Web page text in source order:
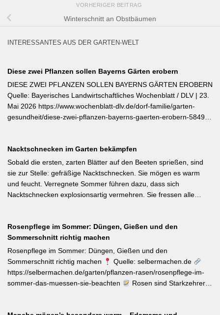
VORHERIGER BEITRAG
Winterschnitt an Obstbäumen
INTERESSANTES AUS DER GARTEN-WELT
Diese zwei Pflanzen sollen Bayerns Gärten erobern
DIESE ZWEI PFLANZEN SOLLEN BAYERNS GÄRTEN EROBERN
Quelle: Bayerisches Landwirtschaftliches Wochenblatt / DLV | 23.
Mai 2026 https://www.wochenblatt-dlv.de/dorf-familie/garten-
gesundheit/diese-zwei-pflanzen-bayerns-gaerten-erobern-584991
gemusterten Blüten, die ohne Ausputzen von Frühsommer bis
Herbst reich blüht und sich hervorragend für Balkonkästen und
Ampeln eignet. Die Bayerische Genusspflanze des Jahres 2026
ist die Erdbeere ‚Lilly Waldberry‘, die durch ihr intensiv
waldbeererinnerndes Aroma überzeugt und ab Juni durchgehend
bayerische Gärtnereien erhältlich. Wer auf regional empfohlene
Pflanzen setzen möchte, liegt mit diesen beiden Sorten für Balkon
und Nutzgarten genau richtig.
Nacktschnecken im Garten bekämpfen
Sobald die ersten, zarten Blätter auf den Beeten sprießen, sind
sie zur Stelle: gefräßige Nacktschnecken. Sie mögen es warm
und feucht. Verregnete Sommer führen dazu, dass sich
Nacktschnecken explosionsartig vermehren. Sie fressen alle
hier. Weiterlesen bei MDR-Garten
Rosenpflege im Sommer: Düngen, Gießen und den
Sommerschnitt richtig machen
Rosenpflege im Sommer: Düngen, Gießen und den
Sommerschnitt richtig machen
Quelle: selbermachen.de
https://selbermachen.de/garten/pflanzen-rasen/rosenpflege-im-
sommer-das-muessen-sie-beachten
Rosen sind Starkzehrer –